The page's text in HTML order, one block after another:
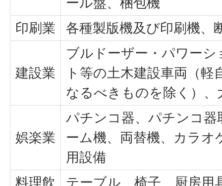
印刷業
各種製版機及び印刷機、
建設業
ブルドーザー・パワー
ト等の土木建設車両（
なるべきものを除く）、
娯楽業
パチンコ器、パチンコ器
ーム機、両替機、カラ
用設備
料理飲
テーブル、椅子、厨房用